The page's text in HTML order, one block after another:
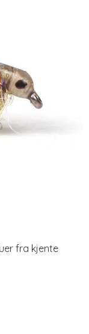
fra kjente